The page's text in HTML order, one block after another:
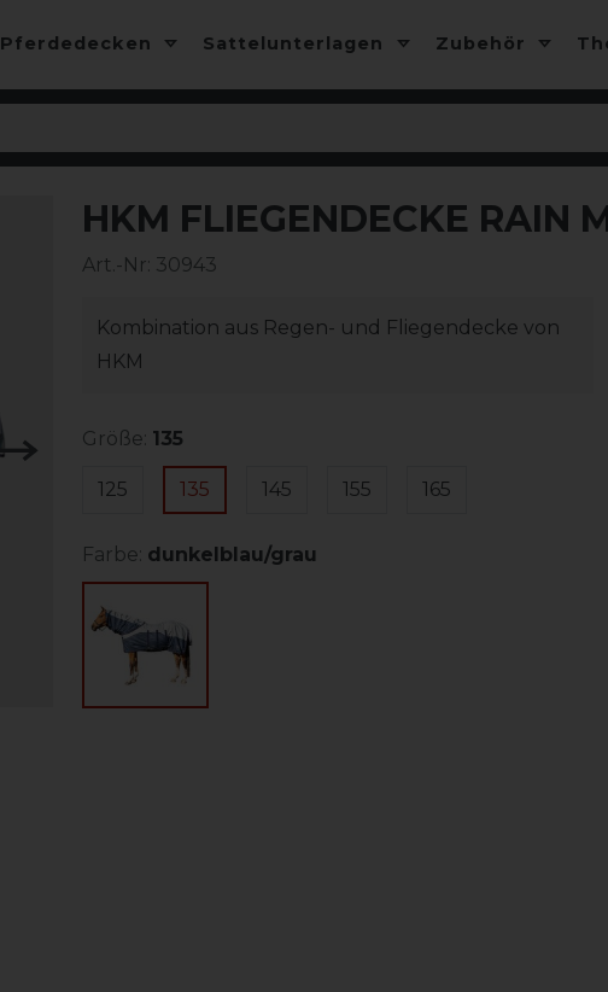
Pferdedecken Sattelunterlagen Zubehör
HKM FLIEGENDECKE RAIN
Art.-Nr: 30943
Kombination aus Regen- und Fliegendecke von
HKM
Größe: 135
125 135 145 155 165
Farbe: dunkelblau/grau